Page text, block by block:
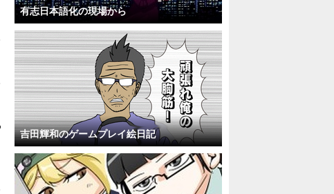
有志日本語化の現場から
吉田輝和のゲームプレイ絵日記